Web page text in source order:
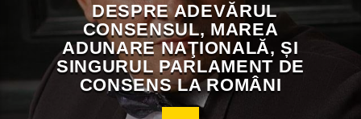
DESPRE ADEVĂRUL
CONSENSUL, MAREA
ADUNARE NAŢIONALĂ, ȘI
SINGURUL PARLAMENT DE
CONSENS LA ROMÂNI